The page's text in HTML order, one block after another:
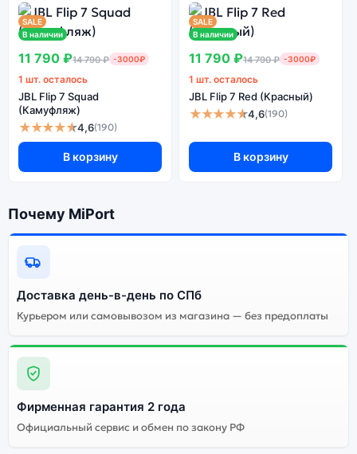
SALE
В наличии
11 790 ₽14 790 ₽ -3000₽
1 шт. осталось
JBL Flip 7 Squad
(Камуфляж)
★★★★★4,6(190)
В корзину
SALE
В наличии
11 790 ₽14 790 ₽ -3000₽
1 шт. осталось
JBL Flip 7 Red (Красный)
★★★★★4,6(190)
В корзину
Почему MiPort
Доставка день-в-день по СПб
Курьером или самовывозом из магазина — без предоплаты
Фирменная гарантия 2 года
Официальный сервис и обмен по закону РФ